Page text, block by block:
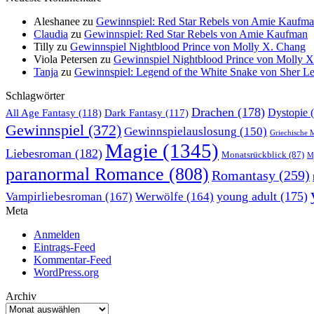
Aleshanee zu Gewinnspiel: Red Star Rebels von Amie
Claudia zu Gewinnspiel: Red Star Rebels von Amie Kaufman
Tilly zu Gewinnspiel Nightblood Prince von Molly X. Chang
Viola Petersen zu Gewinnspiel Nightblood Prince von Molly
Tanja zu Gewinnspiel: Legend of the White Snake von Sher
Schlagwörter
All Age Fantasy (118) Dark Fantasy (117) Drachen (178) Dystopie
Gewinnspiel (372) Gewinnspielauslosung (150) Griechische
Liebesroman (182) Magie (1345) Monatsrückblick (87)
paranormal Romance (808) Romantasy (259)
Vampirliebesroman (167) Werwölfe (164) young adult (175)
Meta
Anmelden
Eintrags-Feed
Kommentar-Feed
WordPress.org
Archiv
Archiv